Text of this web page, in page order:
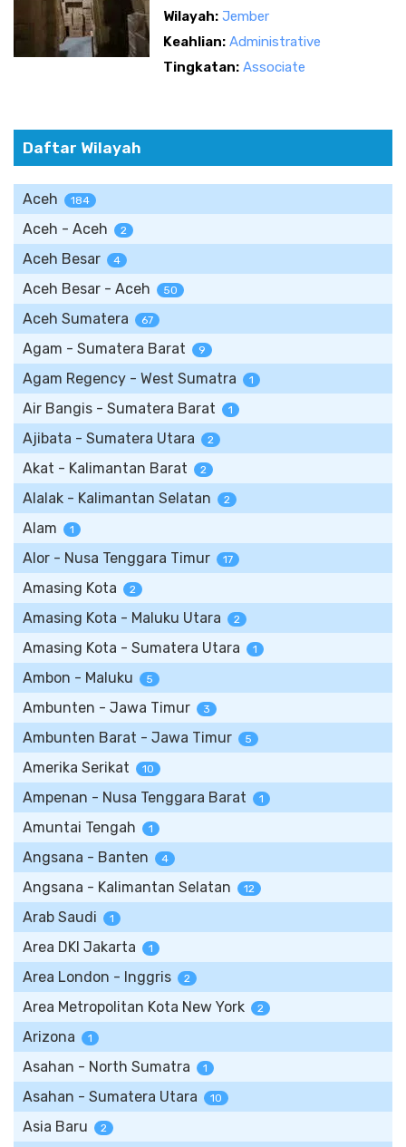
Wilayah: Jember
Keahlian: Administrative
Tingkatan: Associate
Daftar Wilayah
Aceh 184
Aceh - Aceh 2
Aceh Besar 4
Aceh Besar - Aceh 50
Aceh Sumatera 67
Agam - Sumatera Barat 9
Agam Regency - West Sumatra 1
Air Bangis - Sumatera Barat 1
Ajibata - Sumatera Utara 2
Akat - Kalimantan Barat 2
Alalak - Kalimantan Selatan 2
Alam 1
Alor - Nusa Tenggara Timur 17
Amasing Kota 2
Amasing Kota - Maluku Utara 2
Amasing Kota - Sumatera Utara 1
Ambon - Maluku 5
Ambunten - Jawa Timur 3
Ambunten Barat - Jawa Timur 5
Amerika Serikat 10
Ampenan - Nusa Tenggara Barat 1
Amuntai Tengah 1
Angsana - Banten 4
Angsana - Kalimantan Selatan 12
Arab Saudi 1
Area DKI Jakarta 1
Area London - Inggris 2
Area Metropolitan Kota New York 2
Arizona 1
Asahan - North Sumatra 1
Asahan - Sumatera Utara 10
Asia Baru 2